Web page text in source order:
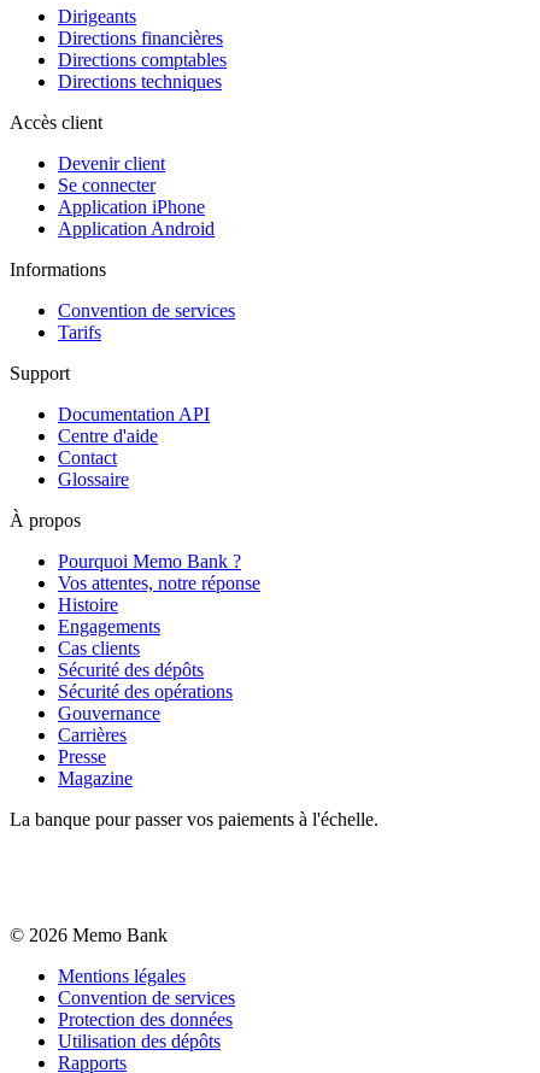
Dirigeants
Directions financières
Directions comptables
Directions techniques
Accès client
Devenir client
Se connecter
Application iPhone
Application Android
Informations
Convention de services
Tarifs
Support
Documentation API
Centre d'aide
Contact
Glossaire
À propos
Pourquoi Memo Bank ?
Vos attentes, notre réponse
Histoire
Engagements
Cas clients
Sécurité des dépôts
Sécurité des opérations
Gouvernance
Carrières
Presse
Magazine
La banque pour passer vos paiements à l'échelle.
© 2026 Memo Bank
Mentions légales
Convention de services
Protection des données
Utilisation des dépôts
Rapports